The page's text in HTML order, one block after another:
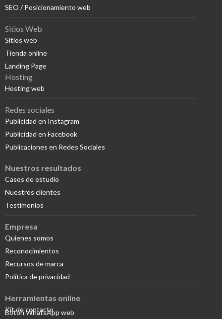
SEO / Posicionamiento web
Sitios Web
Sitios web
Tienda online
Landing Page
Hosting
Hosting web
Redes sociales
Publicidad en Instagram
Publicidad en Facebook
Publicaciones en Redes Sociales
Nuestros resultados
Casos de estudio
Nuestros clientes
Testimonios
Empresa
Quienes somos
Reconocimientos
Recursos de marca
Política de privacidad
Herramientas online
Kit de contacto
Botón WhatsApp web